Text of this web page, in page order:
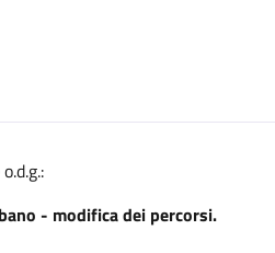
- modifica dei percorsi.